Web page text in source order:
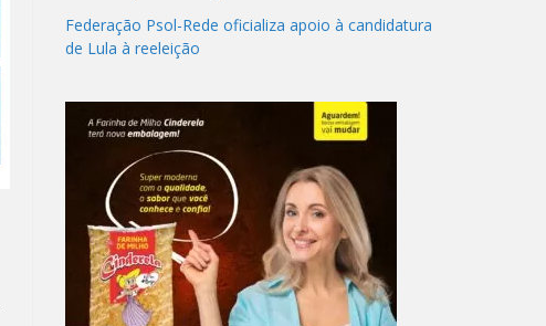
Federação Psol-Rede oficializa apoio à candidatura
de Lula à reeleição